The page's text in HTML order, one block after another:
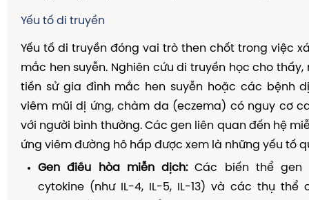
Yếu tố di truyền
Yếu tố di truyền đóng vai trò then chốt trong việc
mắc hen suyễn. Nghiên cứu di truyền học cho thấy,
tiền sử gia đình mắc hen suyễn hoặc các bệnh
viêm mũi dị ứng, chàm da (eczema) có nguy cơ
với người bình thường. Các gen liên quan đến hệ
ứng viêm đường hô hấp được xem là những yếu tố
Gen điều hòa miễn dịch:Các biến thể gen
cytokine (như IL-4, IL-5, IL-13) và các thụ thể